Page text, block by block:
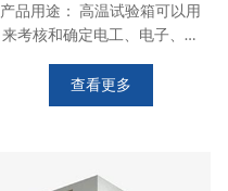
产品用途： 高温试验箱可以用
来考核和确定电工、电子、汽
环境条件下贮存和使用的适应
性，适用于学校，工厂，军
造型美观大方，并采用无反作
查看更多